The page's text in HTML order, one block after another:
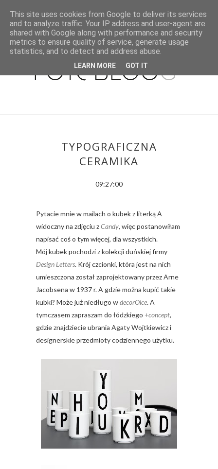
TYPOGRAFICZNA
CERAMIKA
09:27:00
Pytacie mnie w mailach o kubek z literką A
widoczny na zdjęciu zCandy, więc postanowiłam
napisać coś o tym więcej, dla wszystkich.
Mój kubek pochodzi z kolekcji duńskiej firmy
Design Letters. Krój czcionki, która jest na nich
umieszczona został zaprojektowany przez Arne
Jacobsena w 1937 r. A gdzie można kupić takie
kubki? Może już niedługo wdecorOlce. A
tymczasem zapraszam do łódzkiego +concept,
gdzie znajdziecie ubrania Agaty Wojtkiewicz i
designerskie przedmioty codziennego użytku.
This site uses cookies from Google to deliver its services
and to analyze traffic. Your IP address and user-agent are
shared with Google along with performance and security
metrics to ensure quality of service, generate usage
statistics, and to detect and address abuse.
LEARN MORE GOT IT